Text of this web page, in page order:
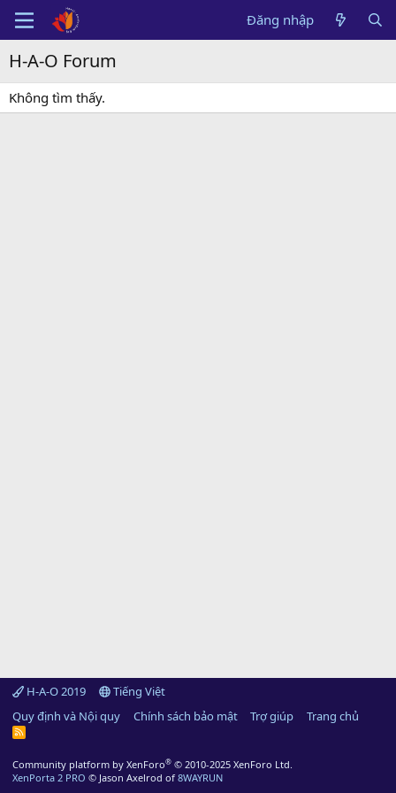
Đăng nhập
H-A-O Forum
Không tìm thấy.
H-A-O 2019
Tiếng Việt
Quy định và Nội quy
Chính sách bảo mật Trợ giúp Trang chủ
R
Community platform by XenForo® © 2010-2025 XenForo Ltd.
XenPorta 2 PRO © Jason Axelrod of 8WAYRUN